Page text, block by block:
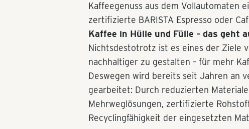
Kaffeegenuss aus dem Vollautomaten
zertifizierte BARISTA Espresso oder
Kaffee in Hülle und Fülle – das geht
Nichtsdestotrotz ist es eines der Ziele
nachhaltiger zu gestalten – für mehr
Deswegen wird bereits seit Jahren an
gearbeitet: Durch reduzierten
Mehrweglösungen, zertifizierte
Recyclingfähigkeit der eingesetzten